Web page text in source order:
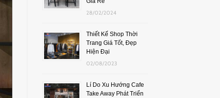
28/02/2024
Thiết Kế Shop Thời
Trang Giá Tốt, Đẹp
Hiện Đại
02/08/2023
Lí Do Xu Hướng Cafe
Take Away Phát Triển